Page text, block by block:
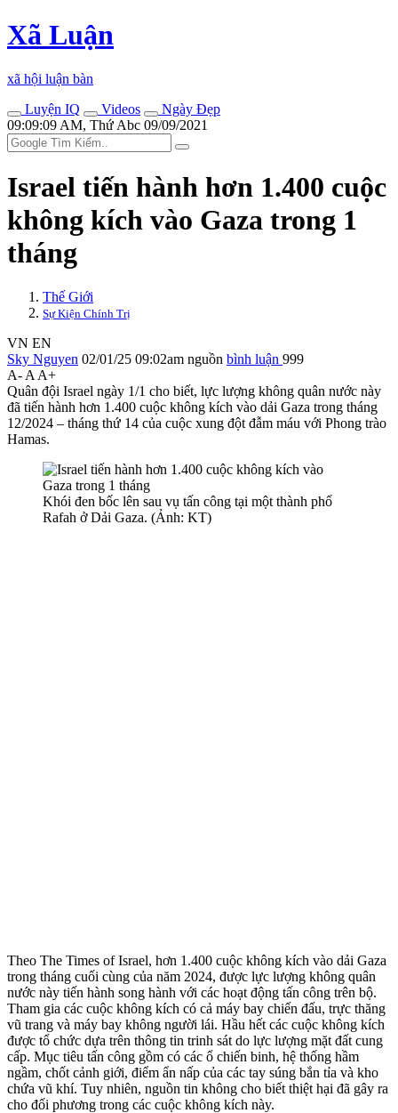
Xã Luận
xã hội luận bàn
Luyện IQ
Videos
Ngày Đẹp
09:09:09 AM, Thứ Abc 09/09/2021
Israel tiến hành hơn 1.400 cuộc
không kích vào Gaza trong 1
tháng
Thế Giới
Sự Kiện Chính Trị
VN EN
Sky Nguyen 02/01/25 09:02am nguồn bình luận 999
A- A A+
Quân đội Israel ngày 1/1 cho biết, lực lượng không quân nước này
đã tiến hành hơn 1.400 cuộc không kích vào dải Gaza trong tháng
12/2024 – tháng thứ 14 của cuộc xung đột đẫm máu với Phong trào
Hamas.
Khói đen bốc lên sau vụ tấn công tại một thành phố
Rafah ở Dải Gaza. (Ảnh: KT)
Theo The Times of Israel, hơn 1.400 cuộc không kích vào dải Gaza
trong tháng cuối cùng của năm 2024, được lực lượng không quân
nước này tiến hành song hành với các hoạt động tấn công trên bộ.
Tham gia các cuộc không kích có cả máy bay chiến đấu, trực thăng
vũ trang và máy bay không người lái. Hầu hết các cuộc không kích
được tổ chức dựa trên thông tin trinh sát do lực lượng mặt đất cung
cấp. Mục tiêu tấn công gồm có các ổ chiến binh, hệ thống hầm
ngầm, chốt cảnh giới, điểm ẩn nấp của các tay súng bắn tỉa và kho
chứa vũ khí. Tuy nhiên, nguồn tin không cho biết thiệt hại đã gây ra
cho đối phương trong các cuộc không kích này.